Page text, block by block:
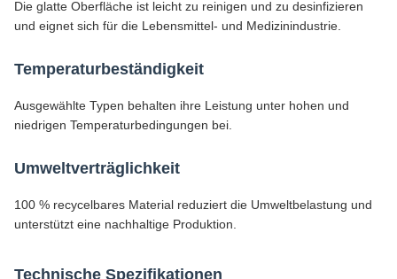
Die glatte Oberfläche ist leicht zu reinigen und zu desinfizieren
und eignet sich für die Lebensmittel- und Medizinindustrie.
Temperaturbeständigkeit
Ausgewählte Typen behalten ihre Leistung unter hohen und
niedrigen Temperaturbedingungen bei.
Umweltverträglichkeit
100 % recycelbares Material reduziert die Umweltbelastung und
unterstützt eine nachhaltige Produktion.
Technische Spezifikationen